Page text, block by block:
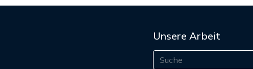
Unsere Arbeit